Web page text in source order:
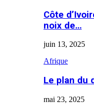
Côte
noix de…
juin 13, 2025
Afrique
Le plan du
mai 23, 2025